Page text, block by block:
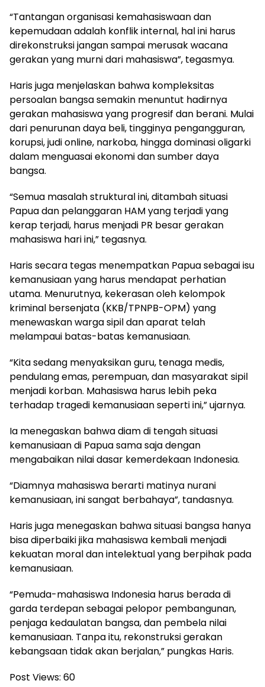
“Tantangan organisasi kemahasiswaan dan
kepemudaan adalah konflik internal, hal ini harus
direkonstruksi jangan sampai merusak wacana
gerakan yang murni dari mahasiswa”, tegasmya.
Haris juga menjelaskan bahwa kompleksitas
persoalan bangsa semakin menuntut hadirnya
gerakan mahasiswa yang progresif dan berani. Mulai
dari penurunan daya beli, tingginya pengangguran,
korupsi, judi online, narkoba, hingga dominasi oligarki
dalam menguasai ekonomi dan sumber daya
bangsa.
“Semua masalah struktural ini, ditambah situasi
Papua dan pelanggaran HAM yang terjadi yang
kerap terjadi, harus menjadi PR besar gerakan
mahasiswa hari ini,” tegasnya.
Haris secara tegas menempatkan Papua sebagai isu
kemanusiaan yang harus mendapat perhatian
utama. Menurutnya, kekerasan oleh kelompok
kriminal bersenjata (KKB/TPNPB-OPM) yang
menewaskan warga sipil dan aparat telah
melampaui batas-batas kemanusiaan.
“Kita sedang menyaksikan guru, tenaga medis,
pendulang emas, perempuan, dan masyarakat sipil
menjadi korban. Mahasiswa harus lebih peka
terhadap tragedi kemanusiaan seperti ini,” ujarnya.
Ia menegaskan bahwa diam di tengah situasi
kemanusiaan di Papua sama saja dengan
mengabaikan nilai dasar kemerdekaan Indonesia.
“Diamnya mahasiswa berarti matinya nurani
kemanusiaan, ini sangat berbahaya”, tandasnya.
Haris juga menegaskan bahwa situasi bangsa hanya
bisa diperbaiki jika mahasiswa kembali menjadi
kekuatan moral dan intelektual yang berpihak pada
kemanusiaan.
“Pemuda-mahasiswa Indonesia harus berada di
garda terdepan sebagai pelopor pembangunan,
penjaga kedaulatan bangsa, dan pembela nilai
kemanusiaan. Tanpa itu, rekonstruksi gerakan
kebangsaan tidak akan berjalan,” pungkas Haris.
Post Views: 60